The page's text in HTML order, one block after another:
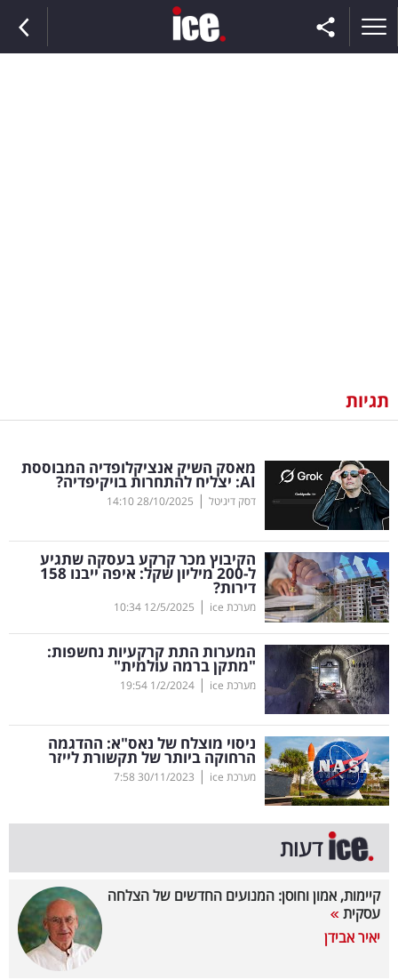
וצרכנות
דיגיטל
וטק
שיווק
ופרסום
משפט
מדדים
ומחקרים
דעות
רכילות
עסקית
קריפטו
ויראלי
טלוויזיה
תגיות
מאסק השיק אנציקלופדיה המבוססת
AI: יצליח להתחרות בויקיפדיה?
דסק דיגיטל |
28/10/2025
14:10
הקיבוץ מכר קרקע בעסקה שתגיע
ל-200 מיליון שקל: איפה ייבנו 158
דירות?
מערכת ice |
12/5/2025
10:34
המערות התת קרקעיות נחשפות:
"מתקן ברמה עולמית"
מערכת ice |
1/2/2024
19:54
ניסוי מוצלח של נאס"א: ההדגמה
הרחוקה ביותר של תקשורת לייזר
מערכת ice |
30/11/2023
7:58
דעות
קיימות, אמון וחוסן: המנועים החדשים של הצלחה
עסקית
יאיר אבידן